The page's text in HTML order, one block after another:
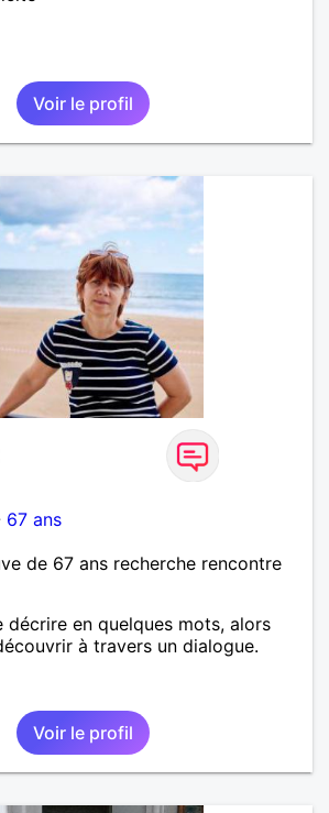
Voir le profil
67 ans
de 67 ans recherche rencontre
décrire en quelques mots, alors
à travers un dialogue.
Voir le profil